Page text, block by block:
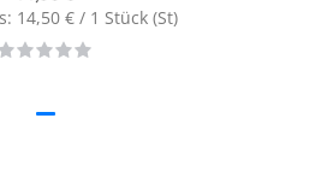
14,50 € / 1 Stück (St)